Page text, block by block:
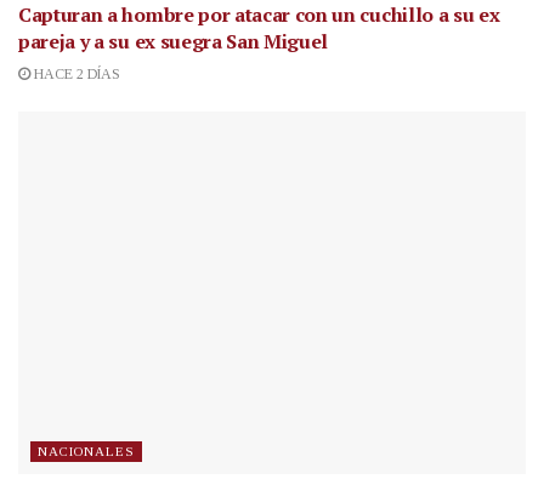
Capturan a hombre por atacar con un cuchillo a su ex
pareja y a su ex suegra San Miguel
HACE 2 DÍAS
NACIONALES